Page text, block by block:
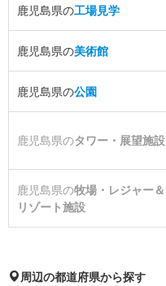
鹿児島県の工場見学
鹿児島県の美術館
鹿児島県の公園
鹿児島県のタワー・展望施設
鹿児島県の牧場・レジャー＆
リゾート施設
周辺の都道府県から探す